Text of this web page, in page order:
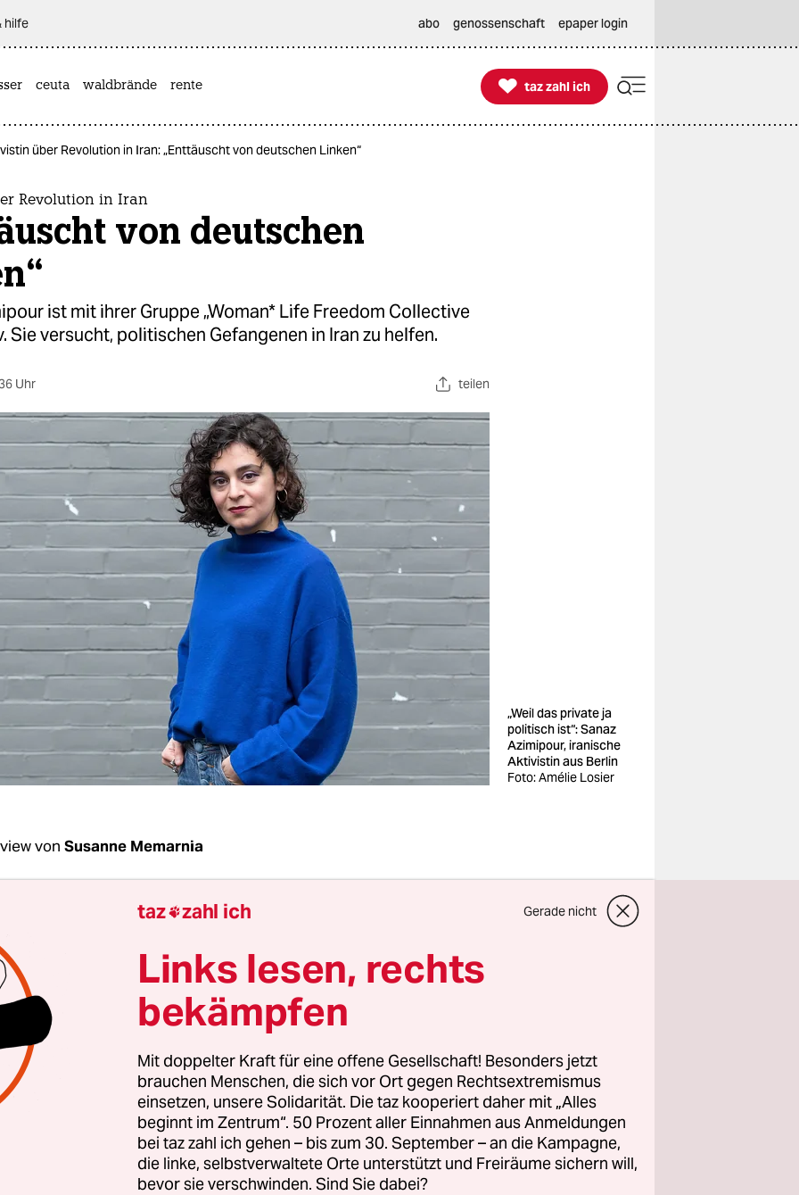
hilfe abo genossenschaft epaper login
ceuta waldbrände rente 
taz zahl ich
taz zahl ich
über Revolution in Iran: „Enttäuscht von deutschen Linken“
Revolution in Iran
von deutschen
ist mit ihrer Gruppe „Woman* Life Freedom Collective
Sie versucht, politischen Gefangenen in Iran zu helfen.
Uhr teilen
„Weil das private ja
politisch ist“: Sanaz
Azimipour, iranische
Aktivistin aus Berlin
Foto: Amélie Losier
von Susanne Memarnia
Frau Azimipour, Sie sind Teil des
Wir sind im September zusammengekommen, eine
dem Mord an
Jina Mahsa Amini. Wir sind eine
Gruppe, am Anfang waren wir alles Menschen, die
oder in Kurdistan gelebt haben. Wir haben uns über
Bekannte und Freun­d*in­nen kennengelernt, aber auch
aktivistische und künstlerische Räume. Nach unseren
in Berlin haben sich uns auch Menschen aus der
die hier geboren sind, angeschlossen. Unser Ziel
taz zahl ich Gerade nicht
Links lesen, rechts
bekämpfen
Mit doppelter Kraft für eine offene Gesellschaft! Besonders jetzt
brauchen Menschen, die sich vor Ort gegen Rechtsextremismus
einsetzen, unsere Solidarität. Die taz kooperiert daher mit „Alles
beginnt im Zentrum“. 50 Prozent aller Einnahmen aus Anmeldungen
bei taz zahl ich gehen – bis zum 30. September – an die Kampagne,
die linke, selbstverwaltete Orte unterstützt und Freiräume sichern will,
bevor sie verschwinden. Sind Sie dabei?